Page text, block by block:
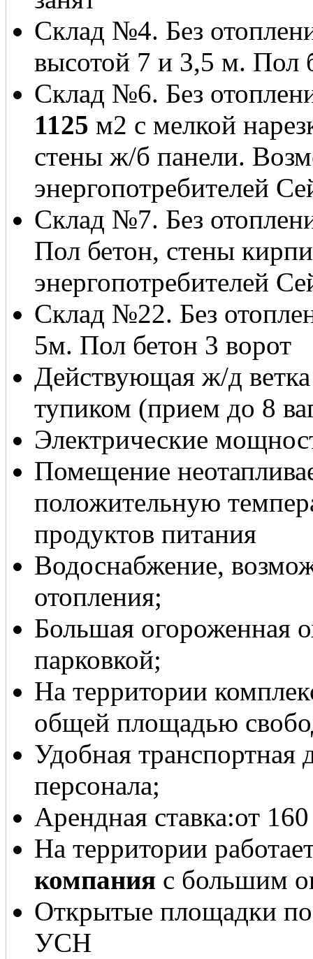
Склад №4. Без
высотой 7 и 3,5 м. Пол
Склад №6. Без
1125 м2 с мелкой
стены ж/б панели.
энергопотребителей
Склад №7. Без
Пол бетон, стены
энергопотребителей
Склад №22. Без
5м. Пол бетон 3 ворот
Действующая ж/д
тупиком (прием до 8
Электрические
Помещение
положительную
продуктов питания
Водоснабжение,
отопления;
Большая огороженная
парковкой;
На территории
общей площадью
Удобная транспортная
персонала;
Арендная ставка:от
На территории
компания с большим
Открытые площадки
УСН